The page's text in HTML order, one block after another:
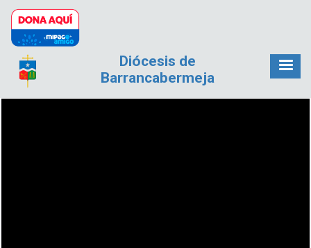
Pasar al contenido principal
Diócesis de
Barrancabermeja